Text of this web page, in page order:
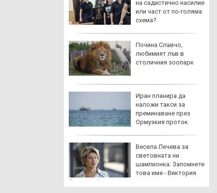
на садистично насилие
или част от по-голяма
схема?
Почина Славчо,
любимият лъв в
столичния зоопарк
Иран планира да
наложи такси за
преминаване през
Ормузкия проток
Весела Лечева за
световната ни
шампионка: Запомнете
това име - Виктория
Ангелова!